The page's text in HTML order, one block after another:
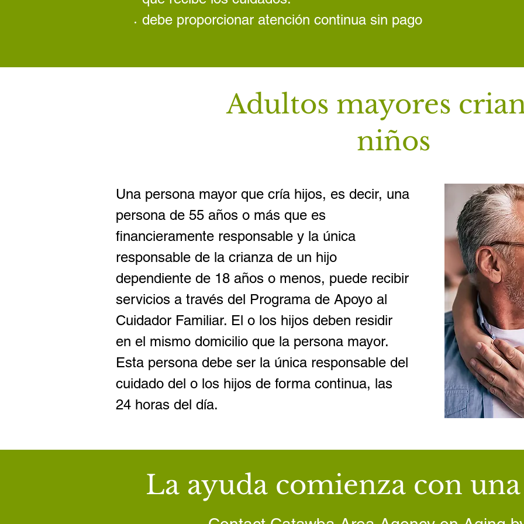
debe proporcionar atención continua sin pago
Adultos mayores
niños
Una persona mayor que cría hijos, es decir, una
persona de 55 años o más que es
financieramente responsable y la única
responsable de la crianza de un hijo
dependiente de 18 años o menos, puede recibir
servicios a través del Programa de Apoyo al
Cuidador Familiar. El o los hijos deben residir
en el mismo domicilio que la persona mayor.
Esta persona debe ser la única responsable del
cuidado del o los hijos de forma continua, las
24 horas del día.
La ayuda comienza con